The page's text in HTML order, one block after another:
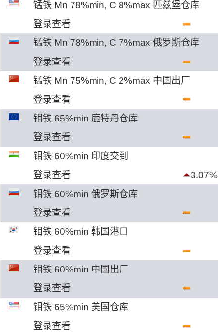
锰铁 Mn 78%min, C 8%max 匹兹堡仓库
登录查看
锰铁 Mn 78%min, C 7%max 俄罗斯仓库
登录查看
锰铁 Mn 75%min, C 2%max 中国出厂
登录查看
钼铁 65%min 鹿特丹仓库
登录查看
钼铁 60%min 印度交到
登录查看
3.07%
钼铁 60%min 俄罗斯仓库
登录查看
钼铁 60%min 韩国港口
登录查看
钼铁 60%min 中国出厂
登录查看
钼铁 65%min 美国仓库
登录查看